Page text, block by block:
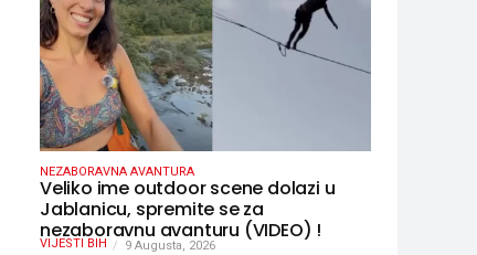
NEZABORAVNA AVANTURA
Veliko ime outdoor scene dolazi u
Jablanicu, spremite se za
nezaboravnu avanturu (VIDEO) !
VIJESTI BIH 9 Augusta, 2026